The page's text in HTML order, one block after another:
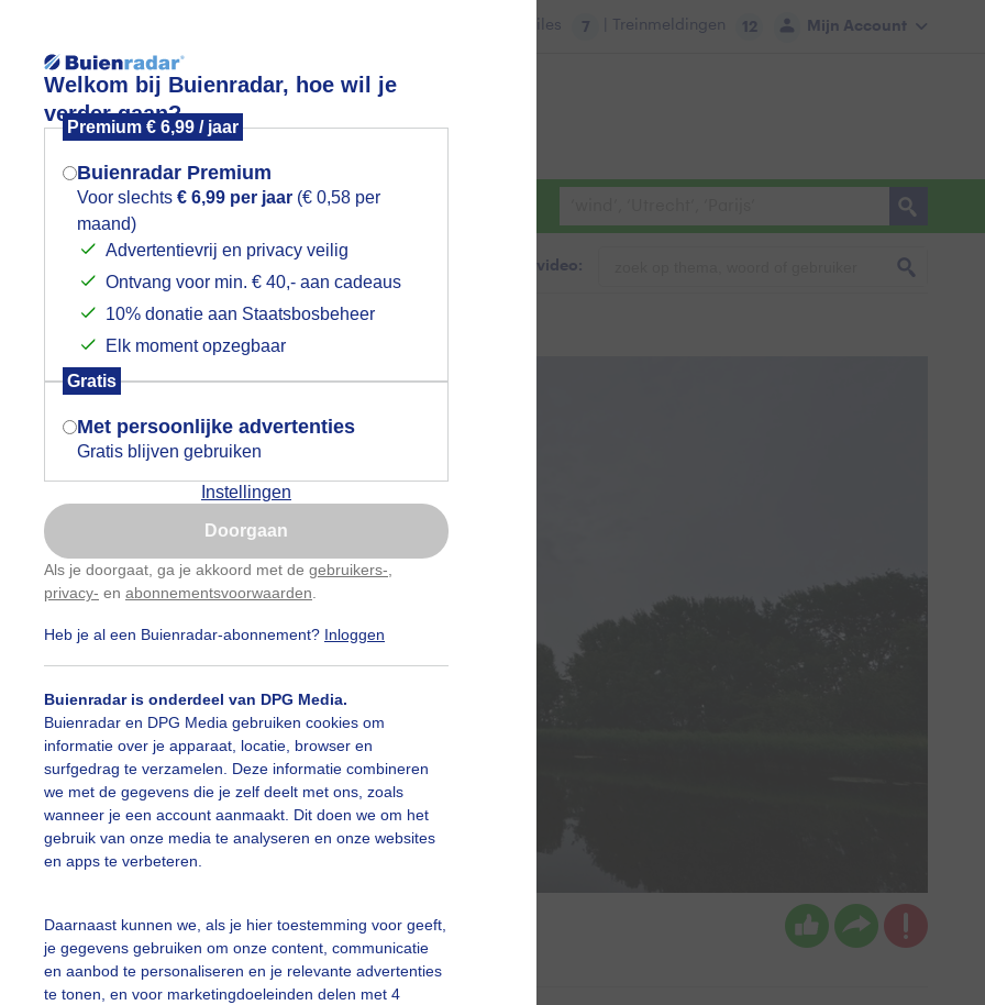
Welkom bij Buienradar, hoe wil je
verder gaan?
Premium € 6,99 / jaar
Buienradar Premium
Voor slechts € 6,99 per jaar (€ 0,58 per
maand)
Advertentievrij en privacy veilig
Ontvang voor min. € 40,- aan cadeaus
10% donatie aan Staatsbosbeheer
Elk moment opzegbaar
Gratis
Met persoonlijke advertenties
Gratis blijven gebruiken
Instellingen
Doorgaan
Als je doorgaat, ga je akkoord met de gebruikers-
privacy- en abonnementsvoorwaarden
Heb je al een Buienradar-abonnement? Inloggen
Buienradar is onderdeel van DPG Media.
Buienradar en DPG Media gebruiken cookies om
informatie over je apparaat, locatie, browser en
surfgedrag te verzamelen. Deze informatie combineren
we met de gegevens die je zelf deelt met ons, zoals
wanneer je een account aanmaakt. Dit doen we om het
gebruik van onze media te analyseren en onze websites
en apps te verbeteren.
Daarnaast kunnen we, als je hier toestemming voor geeft,
je gegevens gebruiken om onze content, communicatie
en aanbod te personaliseren en je relevante advertenties
te tonen, en voor marketingdoeleinden delen met 4
Mijn Account
Files 7 | Treinmeldingen 12
Foto en video Weerzine
Zoeken in foto & video:
Jolanda Bakker Gemaakt: 06-06-2026, 95x bekeken
Mogen we je locatie gebruiken voor
het weer?
Indien je hier nog geen akkoord op hebt
gegeven, verschijnt er zo een pop-up uit
je browser waarin deze toestemming
gevraagd wordt.
Is goed, toon de popup
Nu niet, misschien later
Gebruik je Safari en wil je niet elke dag deze pop-up
Klikhierom dit aan te passen